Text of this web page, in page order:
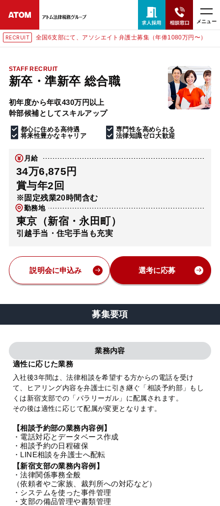
メニュー
全国6支部にて、アソシエイト弁護士募集（年俸1080万円〜）
STAFF RECRUIT
新卒・準新卒 総合職
初年度から年収430万円以上
幹部候補としてスキルアップ
都心に住める高待遇
専門性を高められる
将来性豊かなキャリア
法律知識ゼロ大歓迎
月給
34万6,875円
賞与年2回
※固定残業20時間含む
勤務地
東京（新宿・永田町）
引越手当・住宅手当も充実
説明会に申込み 選考に応募
募集要項
業務内容
適性に応じた業務
入社後3年間は、法律相談を希望する方からの電話を受け
て、ヒアリング内容を弁護士に引き継ぐ「相談予約部」もし
くは新宿支部での「パラリーガル」に配属されます。
その後は適性に応じて配属が変更となります。
【相談予約部の業務内容例】
・電話対応とデータベース作成
・相談予約の日程確保
・LINE相談を弁護士へ配転
【新宿支部の業務内容例】
・法律関係事務全般
（依頼者やご家族、裁判所への対応など）
・システムを使った事件管理
・支部の備品管理や書類管理
24時間365日全国対応
無料相談窓口はこちら
電話・LINE・メールで相談予約受付中
ホーム
解決実績
アクセス
弁護士・税理士
お知らせ
特設サイト
法人グループ
プライバシーポリシー 利用規約 内部通報
TikTok受賞 定義集